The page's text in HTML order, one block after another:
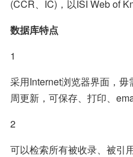
(CCR、IC)，以ISI Web of
数据库特点
1
采用Internet浏览器界面，
周更新，可保存、打印、
2
可以检索所有被收录、被引